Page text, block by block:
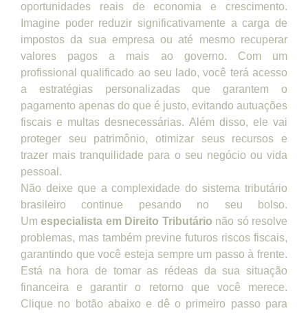
oportunidades reais de economia e crescimento.
Imagine poder reduzir significativamente a carga de
impostos da sua empresa ou até mesmo recuperar
valores pagos a mais ao governo. Com um
profissional qualificado ao seu lado, você terá acesso
a estratégias personalizadas que garantem o
pagamento apenas do que é justo, evitando autuações
fiscais e multas desnecessárias. Além disso, ele vai
proteger seu patrimônio, otimizar seus recursos e
trazer mais tranquilidade para o seu negócio ou vida
pessoal.
Não deixe que a complexidade do sistema tributário
brasileiro continue pesando no seu bolso.
Umespecialista em Direito Tributário não só resolve
problemas, mas também previne futuros riscos fiscais,
garantindo que você esteja sempre um passo à frente.
Está na hora de tomar as rédeas da sua situação
financeira e garantir o retorno que você merece.
Clique no botão abaixo e dê o primeiro passo para